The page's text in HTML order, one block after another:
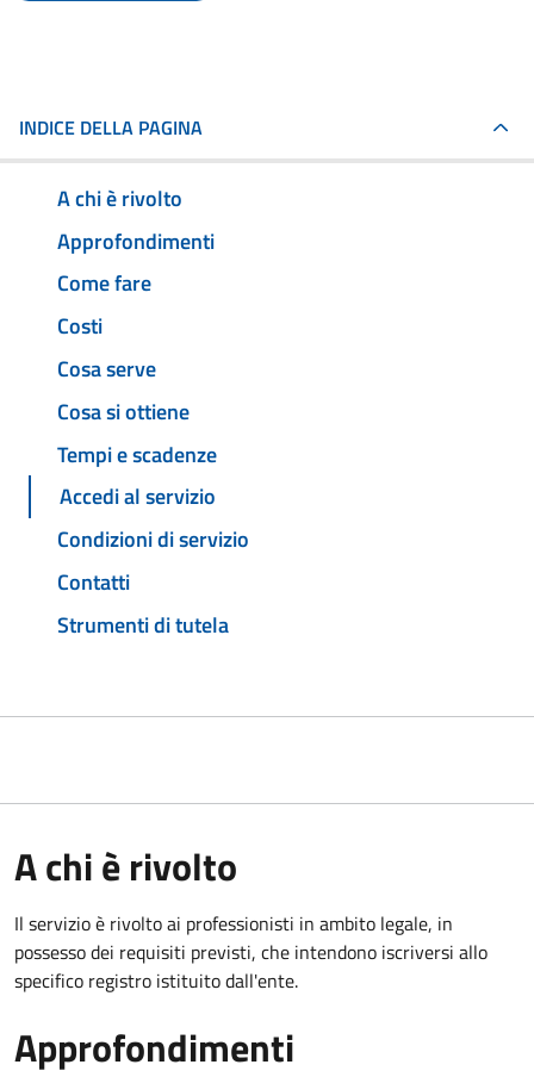
INDICE DELLA PAGINA
A chi è rivolto
Approfondimenti
Come fare
Costi
Cosa serve
Cosa si ottiene
Tempi e scadenze
Accedi al servizio
Condizioni di servizio
Contatti
Strumenti di tutela
A chi è rivolto
Il servizio è rivolto ai professionisti in ambito legale, in
possesso dei requisiti previsti, che intendono iscriversi allo
specifico registro istituito dall'ente.
Approfondimenti